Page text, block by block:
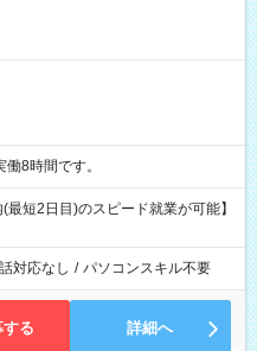
ち実働8時間です。
短2日目)のスピード就業が可能】
対応なし / パソコンスキル不要
する 詳細へ